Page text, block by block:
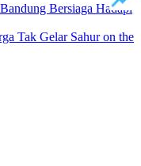
Bersiaga Hadapi
Tak Gelar Sahur on the